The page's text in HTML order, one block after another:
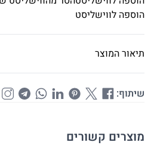
הוספה לווישליסט
תיאור המוצר
שיתוף:
מוצרים קשורים